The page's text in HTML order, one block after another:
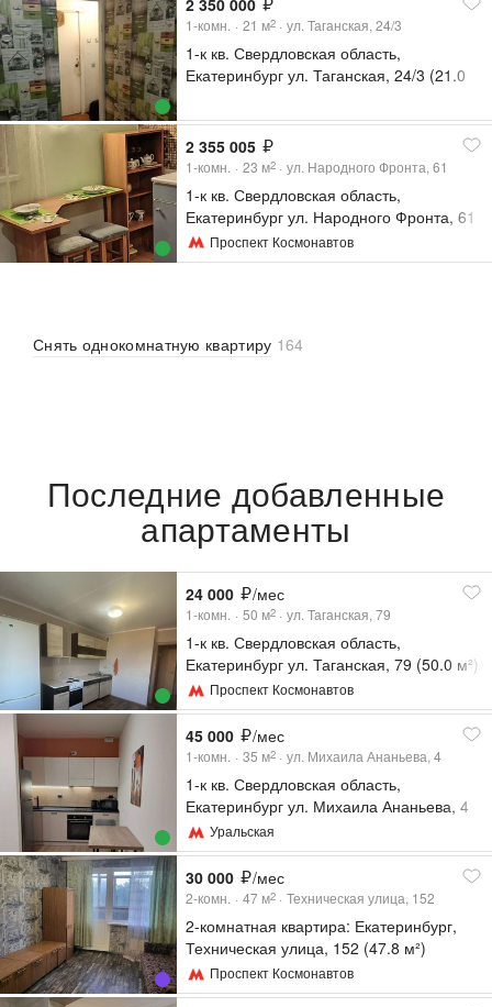
2 350 000
1-комн. 21 м2 ул. Таганская, 24/3
1-к кв. Свердловская область,
Екатеринбург ул. Таганская, 24/3 (21.0
2 355 005
1-комн. 23 м2 ул. Народного Фронта, 61
1-к кв. Свердловская область,
Екатеринбург ул. Народного Фронта, 61
(23.8 м²)
Проспект Космонавтов
Снять однокомнатную квартиру 164
Последние добавленные
апартаменты
24 000 /мес
1-комн. 50 м2 ул. Таганская, 79
1-к кв. Свердловская область,
Екатеринбург ул. Таганская, 79 (50.0 м²)
Проспект Космонавтов
45 000 /мес
1-комн. 35 м2 ул. Михаила Ананьева, 4
1-к кв. Свердловская область,
Екатеринбург ул. Михаила Ананьева, 4
(35.0 м²)
Уральская
30 000 /мес
2-комн. 47 м2 Техническая улица, 152
2-комнатная квартира: Екатеринбург,
Техническая улица, 152 (47.8 м²)
Проспект Космонавтов